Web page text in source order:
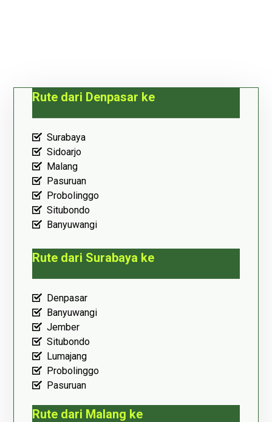
Rute dari Denpasar ke
Surabaya
Sidoarjo
Malang
Pasuruan
Probolinggo
Situbondo
Banyuwangi
Rute dari Surabaya ke
Denpasar
Banyuwangi
Jember
Situbondo
Lumajang
Probolinggo
Pasuruan
Rute dari Malang ke